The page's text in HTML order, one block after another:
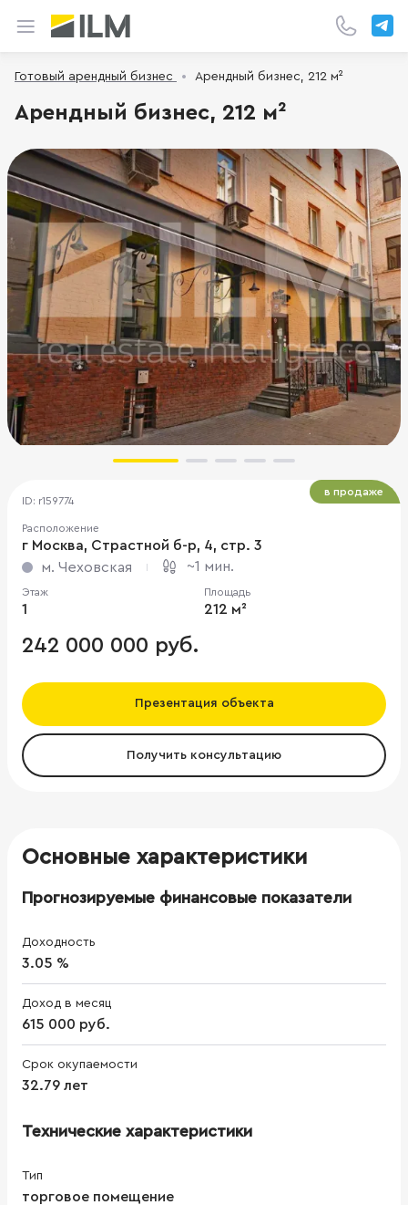
Готовый арендный бизнес Арендный бизнес, 212 м²
Арендный бизнес, 212 м²
ID: r159774
Расположение
г Москва, Страстной б-р, 4, стр. 3
м. Чеховская
~1 мин.
Этаж
1
Площадь
212 м²
242 000 000 руб.
Презентация объекта
Получить консультацию
в продаже
Основные характеристики
Прогнозируемые финансовые показатели
Доходность
3.05 %
Доход в месяц
615 000 руб.
Срок окупаемости
32.79 лет
Технические характеристики
Тип
торговое помещение